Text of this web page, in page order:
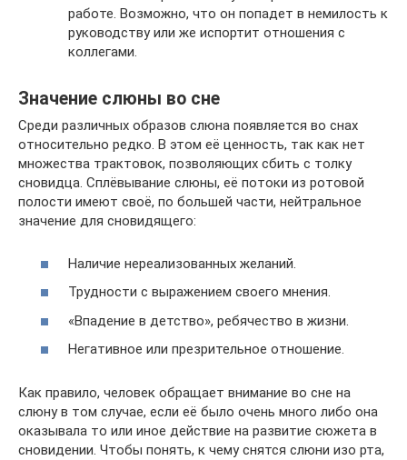
работе. Возможно, что он попадет в немилость к
руководству или же испортит отношения с
коллегами.
Значение слюны во сне
Среди различных образов слюна появляется во снах
относительно редко. В этом её ценность, так как нет
множества трактовок, позволяющих сбить с толку
сновидца. Сплёвывание слюны, её потоки из ротовой
полости имеют своё, по большей части, нейтральное
значение для сновидящего:
Наличие нереализованных желаний.
Трудности с выражением своего мнения.
«Впадение в детство», ребячество в жизни.
Негативное или презрительное отношение.
Как правило, человек обращает внимание во сне на
слюну в том случае, если её было очень много либо она
оказывала то или иное действие на развитие сюжета в
сновидении. Чтобы понять, к чему снятся слюни изо рта,